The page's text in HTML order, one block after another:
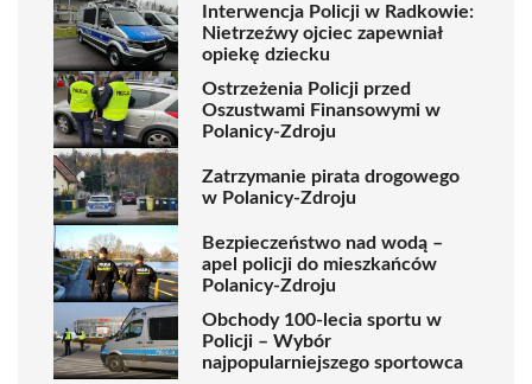
Interwencja Policji w Radkowie:
Nietrzeźwy ojciec zapewniał
opiekę dziecku
Ostrzeżenia Policji przed
Oszustwami Finansowymi w
Polanicy-Zdroju
Zatrzymanie pirata drogowego
w Polanicy-Zdroju
Bezpieczeństwo nad wodą –
apel policji do mieszkańców
Polanicy-Zdroju
Obchody 100-lecia sportu w
Policji – Wybór
najpopularniejszego sportowca